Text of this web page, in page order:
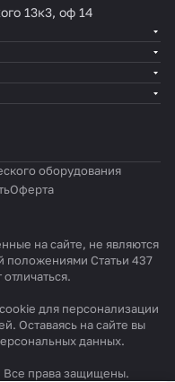
13к3, оф 14
оборудования
Оферта
на сайте, не являются
положениями Статьи 437
для персонализации
Оставаясь на сайте вы
данных.
права защищены.